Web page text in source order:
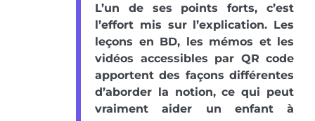
L’un de ses points forts, c’est
l’effort mis sur l’explication. Les
leçons en BD, les mémos et les
vidéos accessibles par QR code
apportent des façons différentes
d’aborder la notion, ce qui peut
vraiment aider un enfant à